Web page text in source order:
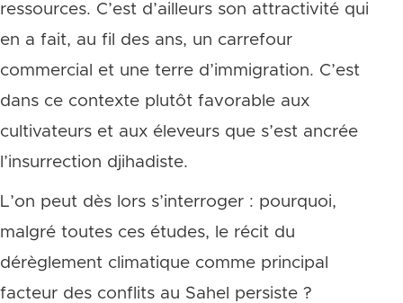
ressources. C’est d’ailleurs son attractivité qui
en a fait, au fil des ans, un carrefour
commercial et une terre d’immigration. C’est
dans ce contexte plutôt favorable aux
cultivateurs et aux éleveurs que s’est ancrée
l’insurrection djihadiste.
L’on peut dès lors s’interroger : pourquoi,
malgré toutes ces études, le récit du
dérèglement climatique comme principal
facteur des conflits au Sahel persiste ?